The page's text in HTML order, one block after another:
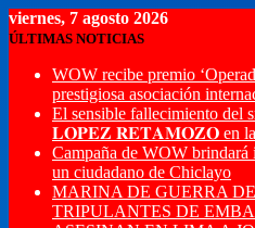
viernes, 7 agosto 2026
ÚLTIMAS NOTICIAS
WOW recibe premio
prestigiosa asociación
El sensible fallecimiento
𝐋𝐎𝐏𝐄𝐙 𝐑𝐄𝐓𝐀𝐌𝐎𝐙𝐎 en la
Campaña de WOW brindará
un ciudadano de Chiclayo
MARINA DE GUERRA
TRIPULANTES DE